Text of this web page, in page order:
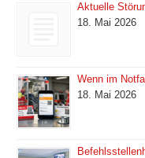
Aktuelle
18. Mai 2026
Wenn im
18. Mai 2026